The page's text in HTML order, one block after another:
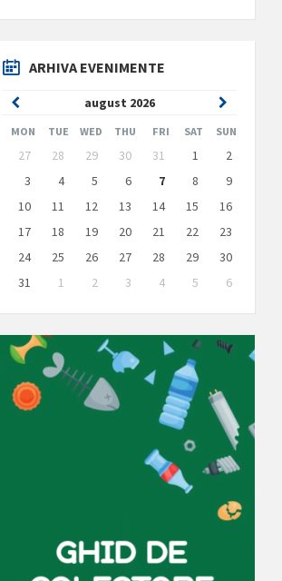
ARHIVA EVENIMENTE
august 2026
Previous
Month
Next
Month
MON TUE WED THU FRI SAT SUN
Skip
calendar
days
27 28 29 30 31 1
2
3
4 5 6 7 8
9
10
11 12 13 14 15
16
17
18 19 20 21 22
23
24
25 26 27 28 29
30
31
1 2 3 4 5
6
to
days